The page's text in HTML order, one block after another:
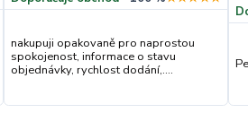
nakupuji opakovaně pro naprostou
spokojenost, informace o stavu
objednávky, rychlost dodání,....